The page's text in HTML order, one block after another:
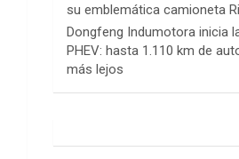
su emblemática camioneta
Dongfeng Indumotora inicia
PHEV: hasta 1.110 km de
más lejos